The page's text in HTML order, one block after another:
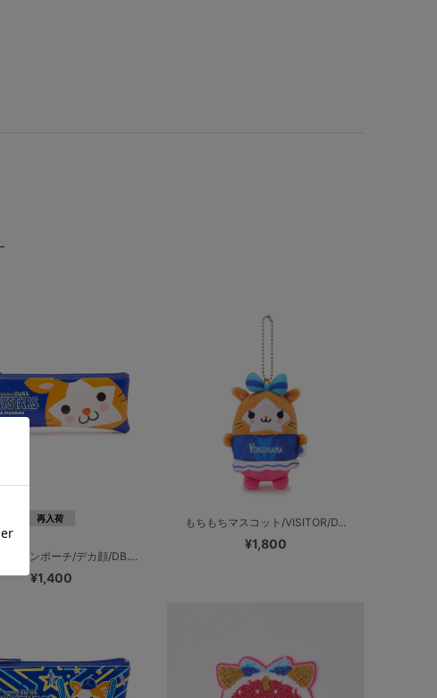
再入荷
ーペンポーチ/デカ顔/DB....
¥1,400
もちもちマスコット/VISITOR/D...
¥1,800